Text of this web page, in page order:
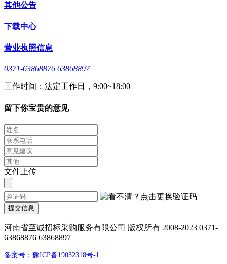
其他公告
下载中心
营业执照信息
0371-63868876 63868897
工作时间：法定工作日，9:00~18:00
留下你宝贵的意见
文件上传
提交信息
河南省至诚招标采购服务有限公司 版权所有 2008-2023 0371-
63868876 63868897
备案号：豫ICP备19032318号-1